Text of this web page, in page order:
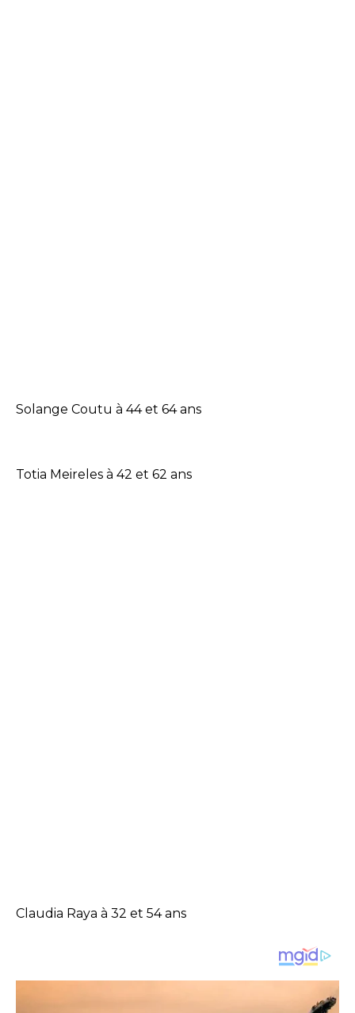
Solange Coutu à 44 et 64 ans
Totia Meireles à 42 et 62 ans
Claudia Raya à 32 et 54 ans